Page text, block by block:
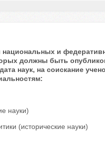
и
должны быть
наук, на соискание
науки)
(исторические науки)